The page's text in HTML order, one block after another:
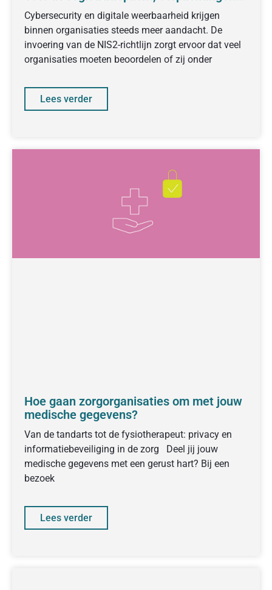
en voorbereiding
Cybersecurity en digitale weerbaarheid krijgen
binnen organisaties steeds meer aandacht. De
invoering van de NIS2-richtlijn zorgt ervoor dat veel
organisaties moeten beoordelen of zij onder
Lees verder
Hoe gaan zorgorganisaties om met jouw
medische gegevens?
Van de tandarts tot de fysiotherapeut: privacy en
informatiebeveiliging in de zorg Deel jij jouw
medische gegevens met een gerust hart? Bij een
bezoek
Lees verder